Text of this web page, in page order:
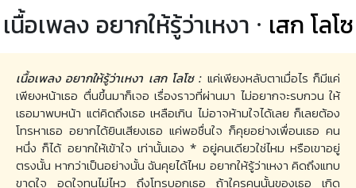
เนื้อเพลง อยากให้รู้ว่าเหงา · เสก โลโซ
เนื้อเพลง อยากให้รู้ว่าเหงา เสก โลโซ : แค่เพียงหลับตาเมื่อไร ก็มีแค่
เพียงหน้าเธอ ตื่นขึ้นมาก็เจอ เรื่องราวที่ผ่านมา ไม่อยากจะรบกวน ให้
เธอมาพบหน้า แต่คิดถึงเธอ เหลือเกิน ไม่อาจห้ามใจได้เลย ก็เลยต้อง
โทรหาเธอ อยากได้ยินเสียงเธอ แค่พอชื่นใจ ก็คุยอย่างเพื่อนเธอ คน
หนึ่ง ก็ได้ อยากให้เข้าใจ เท่านั้นเอง * อยู่คนเดียวใช่ไหม หรือเขาอยู่
ตรงนั้น หากว่าเป็นอย่างนั้น ฉันคุยได้ไหม อยากให้รู้ว่าเหงา คิดถึงแทบ
ขาดใจ อดใจทนไม่ไหว ถึงโทรบอกเธอ ถ้าใครคนนั้นของเธอ เกิด